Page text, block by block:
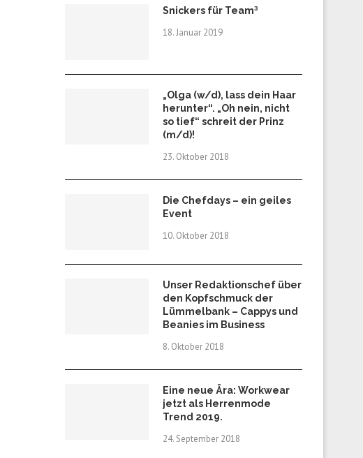
Snickers für Team³
18. Januar 2019
„Olga (w/d), lass dein Haar
herunter“. „Oh nein, nicht
so tief“ schreit der Prinz
(m/d)!
23. Oktober 2018
Die Chefdays – ein geiles
Event
10. Oktober 2018
Unser Redaktionschef über
den Kopfschmuck der
Lümmelbank – Cappys und
Beanies im Business
8. Oktober 2018
Eine neue Ära: Workwear
jetzt als Herrenmode
Trend 2019.
24. September 2018